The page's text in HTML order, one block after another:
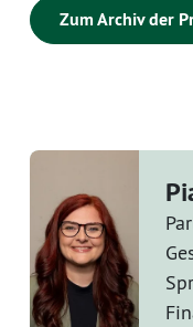
Zum Archiv der